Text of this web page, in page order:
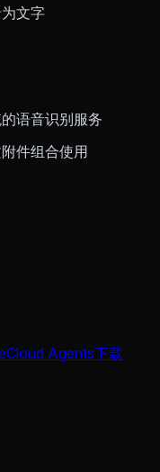
文字
语音识别服务
件组合使用
Cloud Agents下载